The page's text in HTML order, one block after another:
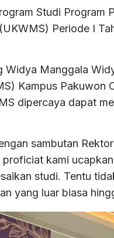
Studi Program
Periode I
Widya Manggala
Kampus Pakuwon
dipercaya dapat
sambutan
kami
studi. Tentu
yang luar biasa